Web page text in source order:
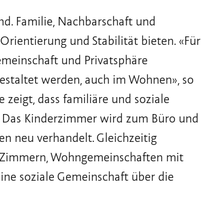
Familie, Nachbarschaft und
und Stabilität bieten. «Für
und Privatsphäre
werden, auch im Wohnen», so
zeigt, dass familiäre und soziale
Kinderzimmer wird zum Büro und
neu verhandelt. Gleichzeitig
Wohngemeinschaften mit
soziale Gemeinschaft über die